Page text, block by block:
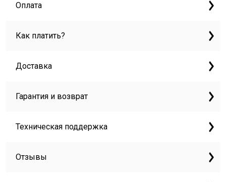
Оплата
Как платить?
Доставка
Гарантия и возврат
Техническая поддержка
Отзывы